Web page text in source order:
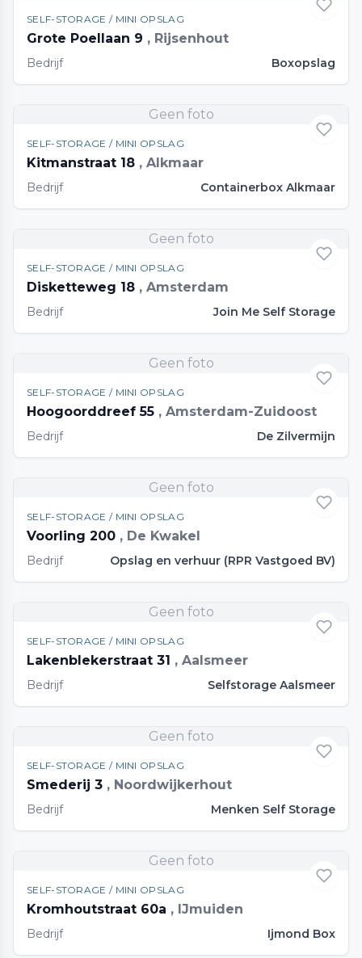
SELF-STORAGE / MINI OPSLAG
Grote Poellaan 9 , Rijsenhout
Bedrijf Boxopslag
Geen foto
SELF-STORAGE / MINI OPSLAG
Kitmanstraat 18 , Alkmaar
Bedrijf Containerbox Alkmaar
Geen foto
SELF-STORAGE / MINI OPSLAG
Disketteweg 18 , Amsterdam
Bedrijf Join Me Self Storage
Geen foto
SELF-STORAGE / MINI OPSLAG
Hoogoorddreef 55 , Amsterdam-Zuidoost
Bedrijf De Zilvermijn
Geen foto
SELF-STORAGE / MINI OPSLAG
Voorling 200 , De Kwakel
Bedrijf Opslag en verhuur (RPR Vastgoed BV)
Geen foto
SELF-STORAGE / MINI OPSLAG
Lakenblekerstraat 31 , Aalsmeer
Bedrijf Selfstorage Aalsmeer
Geen foto
SELF-STORAGE / MINI OPSLAG
Smederij 3 , Noordwijkerhout
Bedrijf Menken Self Storage
Geen foto
SELF-STORAGE / MINI OPSLAG
Kromhoutstraat 60a , IJmuiden
Bedrijf Ijmond Box